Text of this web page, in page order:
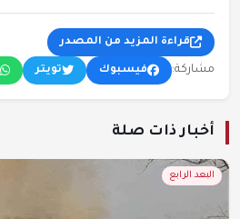
قراءة المزيد من المصدر
مشاركة: فيسبوك تويتر
أخبار ذات صلة
البعد الرابع